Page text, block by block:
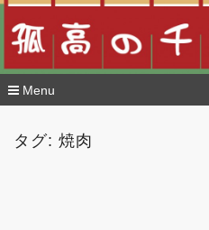
Menu
タグ: 焼肉